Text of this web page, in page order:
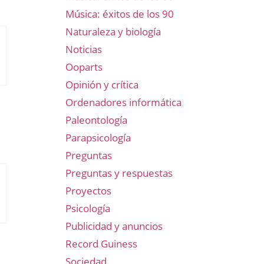
Música: éxitos de los 90
Naturaleza y biología
Noticias
Ooparts
Opinión y crítica
Ordenadores informática
Paleontología
Parapsicología
Preguntas
Preguntas y respuestas
Proyectos
Psicología
Publicidad y anuncios
Record Guiness